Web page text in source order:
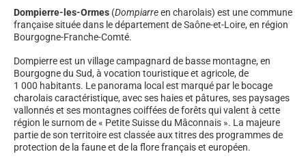
Dompierre-les-Ormes (Dompiarreen charolais) est une commune
française située dans le département de Saône-et-Loire, en région
Bourgogne-Franche-Comté.
Dompierre est un village campagnard de basse montagne, en
Bourgogne du Sud, à vocation touristique et agricole, de
1 000 habitants. Le panorama local est marqué par le bocage
charolais caractéristique, avec ses haies et pâtures, ses paysages
vallonnés et ses montagnes coiffées de forêts qui valent à cette
région le surnom de « Petite Suisse du Mâconnais ». La majeure
partie de son territoire est classée aux titres des programmes de
protection de la faune et de la flore français et européen.